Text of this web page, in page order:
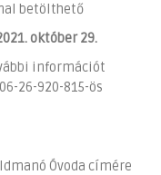
betölthető
október 29.
információt
26-920-815-ös
Óvoda címére